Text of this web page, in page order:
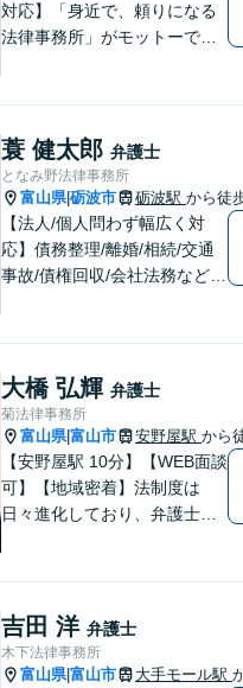
対応】「身近で、頼りになる
法律事務所」がモットーで
す。お悩みになる前に、ご相
談ください。【24Hメール受
付】
蓑 健太郎 弁護士
となみ野法律事務所
富山県|砺波市 砺波駅 から徒
【法人/個人問わず幅広く対
応】債務整理/離婚/相続/交通
事故/債権回収/会社法務など幅
ますので、ぜひ一度ご相談く
ださい。【JR「砺波駅」10
分】
大橋 弘輝 弁護士
菊法律事務所
富山県|富山市 安野屋駅 から
【安野屋駅 10分】【WEB面談
可】【地域密着】法制度は
日々進化しており、弁護士に
の声にしっかり耳を傾ける姿
勢は変わりません。
吉田 洋 弁護士
木下法律事務所
富山県|富山市 大手モール駅